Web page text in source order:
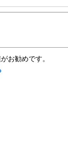
お勧めです。